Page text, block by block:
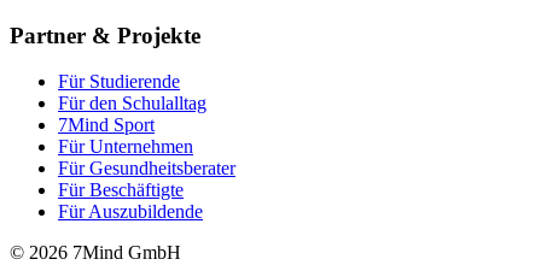
Partner & Projekte
Für Stu­die­rende
Für den Schulalltag
7Mind Sport
Für Unter­neh­men
Für Gesund­heits­be­ra­ter
Für Beschäftigte
Für Auszubildende
© 2026 7Mind GmbH